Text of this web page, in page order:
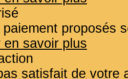
proposés
savoir plus
satisfait de votre